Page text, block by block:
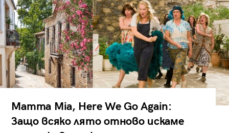
Mamma Mia, Here We Go Again:
Защо всяко лято отново искаме